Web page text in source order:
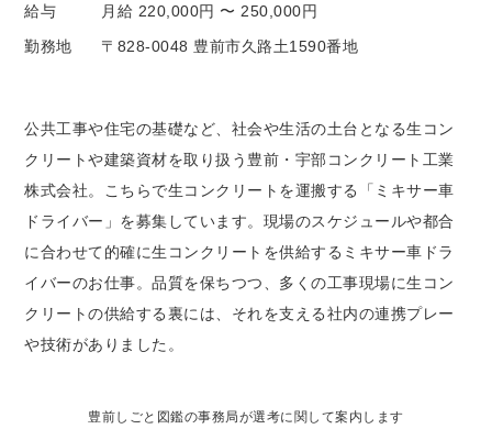
給与
月給 220,000円 〜 250,000円
勤務地
〒828-0048 豊前市久路土1590番地
公共工事や住宅の基礎など、社会や生活の土台となる生コン
クリートや建築資材を取り扱う豊前・宇部コンクリート工業
株式会社。こちらで生コンクリートを運搬する「ミキサー車
ドライバー」を募集しています。現場のスケジュールや都合
に合わせて的確に生コンクリートを供給するミキサー車ドラ
イバーのお仕事。品質を保ちつつ、多くの工事現場に生コン
クリートの供給する裏には、それを支える社内の連携プレー
や技術がありました。
豊前しごと図鑑の事務局が選考に関して案内します